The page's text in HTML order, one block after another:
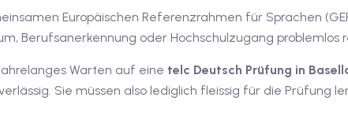
Europäischen Referenzrahmen für Sprachen
Berufsanerkennung oder Hochschulzugang problemlos
Warten auf eine telc Deutsch Prüfung in
Sie müssen also lediglich fleissig für die Prüfung